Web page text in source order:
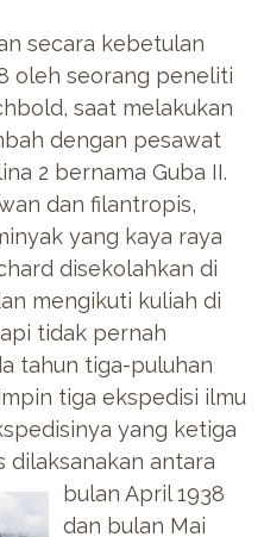
secara kebetulan
oleh seorang peneliti
saat melakukan
dengan pesawat
2 bernama Guba II.
dan filantropis,
yang kaya raya
disekolahkan di
mengikuti kuliah di
tidak pernah
tahun tiga-puluhan
tiga ekspedisi ilmu
yang ketiga
dilaksanakan antara
bulan April 1938
dan bulan Mai